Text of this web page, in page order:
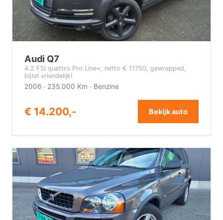
Audi Q7
4.2 FSI quattro Pro Line+, netto € 11750, gewrapped,
bijtel vriendelijk!
2006 · 235.000 Km · Benzine
€ 14.200,- Bekijk auto